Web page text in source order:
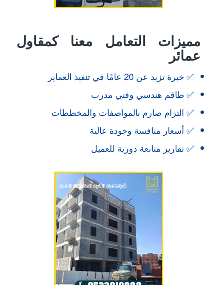
مميزات التعامل معنا كمقاول
عمائر
✅ خبرة تزيد عن 20 عامًا في تنفيذ العماير
✅ طاقم هندسي وفني مدرب
✅ التزام صارم بالمواصفات والمخططات
✅ أسعار منافسة وجودة عالية
✅ تقارير متابعة دورية للعميل